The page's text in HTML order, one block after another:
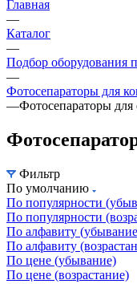
Главная
—
Каталог
—
Подбор оборудования
—
Фотосепараторы для
—Фотосепараторы для
Фильтр
По умолчанию
По популярности
По популярности
По алфавиту
По алфавиту
По цене (убывание)
По цене (возрастание)